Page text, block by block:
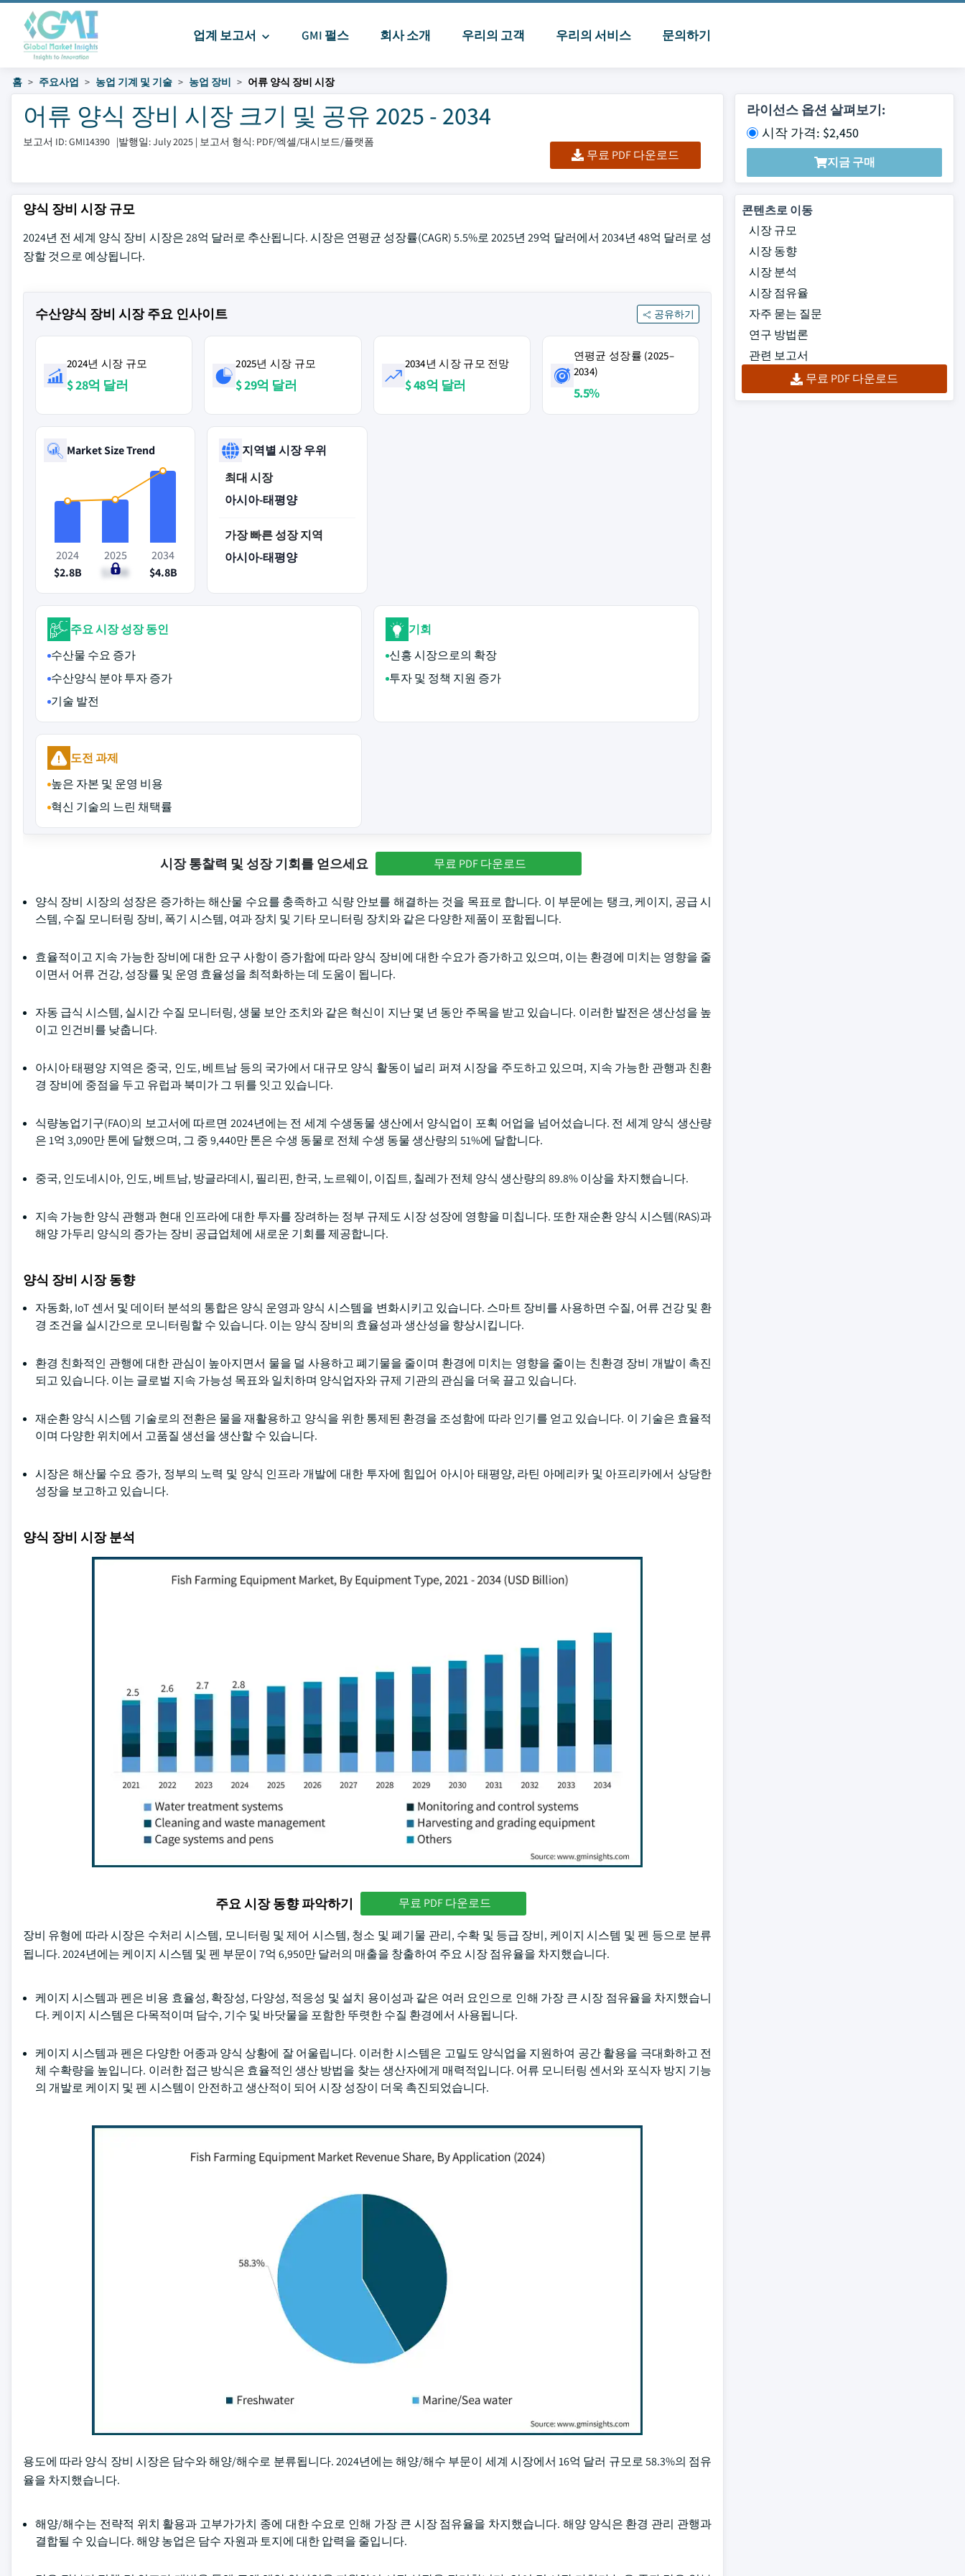
업계 보고서 GMI 펄스 회사 소개 우리의 고객 우리의 서비스 문의하기
홈 주요사업 농업 기계 및 기술 농업 장비 어류 양식 장비 시장
어류 양식 장비 시장 크기 및 공유 2025 - 2034
보고서 ID: GMI14390 |발행일: July 2025 | 보고서 형식: PDF/엑셀/대시보드/플랫폼
무료 PDF 다운로드
라이선스 옵션 살펴보기:
시작 가격: $2,450
지금 구매
양식 장비 시장 규모
2024년 전 세계 양식 장비 시장은 28억 달러로 추산됩니다. 시장은 연평균 성장률(CAGR) 5.5%로 2025년 29억 달러에서 2034년 48억 달러로 성
장할 것으로 예상됩니다.
수산양식 장비 시장 주요 인사이트 공유하기
2024년 시장 규모
$ 28억 달러
2025년 시장 규모
$ 29억 달러
2034년 시장 규모 전망
$ 48억 달러
연평균 성장률 (2025–
2034)
5.5%
Market Size Trend
2024
$2.8B
2025
$2.9B
2034
$4.8B
지역별 시장 우위
최대 시장
아시아-태평양
가장 빠른 성장 지역
아시아-태평양
주요 시장 성장 동인
수산물 수요 증가
수산양식 분야 투자 증가
기술 발전
기회
신흥 시장으로의 확장
투자 및 정책 지원 증가
도전 과제
높은 자본 및 운영 비용
혁신 기술의 느린 채택률
시장 통찰력 및 성장 기회를 얻으세요 무료 PDF 다운로드
양식 장비 시장의 성장은 증가하는 해산물 수요를 충족하고 식량 안보를 해결하는 것을 목표로 합니다. 이 부문에는 탱크, 케이지, 공급 시
스템, 수질 모니터링 장비, 폭기 시스템, 여과 장치 및 기타 모니터링 장치와 같은 다양한 제품이 포함됩니다.
효율적이고 지속 가능한 장비에 대한 요구 사항이 증가함에 따라 양식 장비에 대한 수요가 증가하고 있으며, 이는 환경에 미치는 영향을 줄
이면서 어류 건강, 성장률 및 운영 효율성을 최적화하는 데 도움이 됩니다.
자동 급식 시스템, 실시간 수질 모니터링, 생물 보안 조치와 같은 혁신이 지난 몇 년 동안 주목을 받고 있습니다. 이러한 발전은 생산성을 높
이고 인건비를 낮춥니다.
아시아 태평양 지역은 중국, 인도, 베트남 등의 국가에서 대규모 양식 활동이 널리 퍼져 시장을 주도하고 있으며, 지속 가능한 관행과 친환
경 장비에 중점을 두고 유럽과 북미가 그 뒤를 잇고 있습니다.
식량농업기구(FAO)의 보고서에 따르면 2024년에는 전 세계 수생동물 생산에서 양식업이 포획 어업을 넘어섰습니다. 전 세계 양식 생산량
은 1억 3,090만 톤에 달했으며, 그 중 9,440만 톤은 수생 동물로 전체 수생 동물 생산량의 51%에 달합니다.
중국, 인도네시아, 인도, 베트남, 방글라데시, 필리핀, 한국, 노르웨이, 이집트, 칠레가 전체 양식 생산량의 89.8% 이상을 차지했습니다.
지속 가능한 양식 관행과 현대 인프라에 대한 투자를 장려하는 정부 규제도 시장 성장에 영향을 미칩니다. 또한 재순환 양식 시스템(RAS)과
해양 가두리 양식의 증가는 장비 공급업체에 새로운 기회를 제공합니다.
양식 장비 시장 동향
자동화, IoT 센서 및 데이터 분석의 통합은 양식 운영과 양식 시스템을 변화시키고 있습니다. 스마트 장비를 사용하면 수질, 어류 건강 및 환
경 조건을 실시간으로 모니터링할 수 있습니다. 이는 양식 장비의 효율성과 생산성을 향상시킵니다.
환경 친화적인 관행에 대한 관심이 높아지면서 물을 덜 사용하고 폐기물을 줄이며 환경에 미치는 영향을 줄이는 친환경 장비 개발이 촉진
되고 있습니다. 이는 글로벌 지속 가능성 목표와 일치하며 양식업자와 규제 기관의 관심을 더욱 끌고 있습니다.
재순환 양식 시스템 기술로의 전환은 물을 재활용하고 양식을 위한 통제된 환경을 조성함에 따라 인기를 얻고 있습니다. 이 기술은 효율적
이며 다양한 위치에서 고품질 생선을 생산할 수 있습니다.
시장은 해산물 수요 증가, 정부의 노력 및 양식 인프라 개발에 대한 투자에 힘입어 아시아 태평양, 라틴 아메리카 및 아프리카에서 상당한
성장을 보고하고 있습니다.
양식 장비 시장 분석
주요 시장 동향 파악하기 무료 PDF 다운로드
장비 유형에 따라 시장은 수처리 시스템, 모니터링 및 제어 시스템, 청소 및 폐기물 관리, 수확 및 등급 장비, 케이지 시스템 및 펜 등으로 분류
됩니다. 2024년에는 케이지 시스템 및 펜 부문이 7억 6,950만 달러의 매출을 창출하여 주요 시장 점유율을 차지했습니다.
케이지 시스템과 펜은 비용 효율성, 확장성, 다양성, 적응성 및 설치 용이성과 같은 여러 요인으로 인해 가장 큰 시장 점유율을 차지했습니
다. 케이지 시스템은 다목적이며 담수, 기수 및 바닷물을 포함한 뚜렷한 수질 환경에서 사용됩니다.
케이지 시스템과 펜은 다양한 어종과 양식 상황에 잘 어울립니다. 이러한 시스템은 고밀도 양식업을 지원하여 공간 활용을 극대화하고 전
체 수확량을 높입니다. 이러한 접근 방식은 효율적인 생산 방법을 찾는 생산자에게 매력적입니다. 어류 모니터링 센서와 포식자 방지 기능
의 개발로 케이지 및 펜 시스템이 안전하고 생산적이 되어 시장 성장이 더욱 촉진되었습니다.
용도에 따라 양식 장비 시장은 담수와 해양/해수로 분류됩니다. 2024년에는 해양/해수 부문이 세계 시장에서 16억 달러 규모로 58.3%의 점유
율을 차지했습니다.
해양/해수는 전략적 위치 활용과 고부가가치 종에 대한 수요로 인해 가장 큰 시장 점유율을 차지했습니다. 해양 양식은 환경 관리 관행과
결합될 수 있습니다. 해양 농업은 담수 자원과 토지에 대한 압력을 줄입니다.
콘텐츠로 이동
시장 규모
시장 동향
시장 분석
시장 점유율
자주 묻는 질문
연구 방법론
관련 보고서
무료 PDF 다운로드